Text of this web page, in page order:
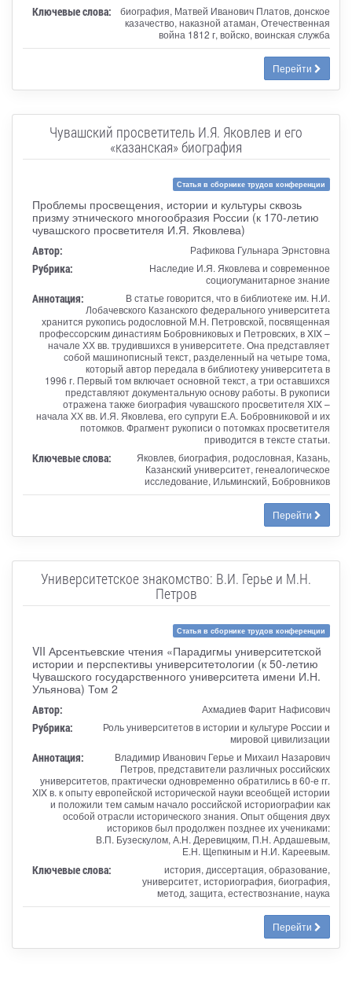
Ключевые слова:
биография, Матвей Иванович Платов, донское
казачество, наказной атаман, Отечественная
война 1812 г, войско, воинская служба
Перейти
Чувашский просветитель И.Я. Яковлев и его
«казанская» биография
Статья в сборнике трудов конференции
Проблемы просвещения, истории и культуры сквозь
призму этнического многообразия России (к 170-летию
чувашского просветителя И.Я. Яковлева)
Автор: Рафикова Гульнара Эрнстовна
Рубрика:
Наследие И.Я. Яковлева и современное
социогуманитарное знание
Аннотация:
В статье говорится, что в библиотеке им. Н.И.
Лобачевского Казанского федерального университета
хранится рукопись родословной М.Н. Петровской, посвященная
профессорским династиям Бобровниковых и Петровских, в XIX –
начале ХХ вв. трудившихся в университете. Она представляет
собой машинописный текст, разделенный на четыре тома,
который автор передала в библиотеку университета в
1996 г. Первый том включает основной текст, а три оставшихся
представляют документальную основу работы. В рукописи
отражена также биография чувашского просветителя XIX –
начала ХХ вв. И.Я. Яковлева, его супруги Е.А. Бобровниковой и их
потомков. Фрагмент рукописи о потомках просветителя
приводится в тексте статьи.
Ключевые слова:
Яковлев, биография, родословная, Казань,
Казанский университет, генеалогическое
исследование, Ильминский, Бобровников
Перейти
Университетское знакомство: В.И. Герье и М.Н.
Петров
Статья в сборнике трудов конференции
VII Арсентьевские чтения «Парадигмы университетской
истории и перспективы университетологии (к 50-летию
Чувашского государственного университета имени И.Н.
Ульянова) Том 2
Автор: Ахмадиев Фарит Нафисович
Рубрика:
Роль университетов в истории и культуре России и
мировой цивилизации
Аннотация:
Владимир Иванович Герье и Михаил Назарович
Петров, представители различных российских
университетов, практически одновременно обратились в 60-е гг.
XIX в. к опыту европейской исторической науки всеобщей истории
и положили тем самым начало российской историографии как
особой отрасли исторического знания. Опыт общения двух
историков был продолжен позднее их учениками:
В.П. Бузескулом, А.Н. Деревицким, П.Н. Ардашевым,
Е.Н. Щепкиным и Н.И. Кареевым.
Ключевые слова:
история, диссертация, образование,
университет, историография, биография,
метод, защита, естествознание, наука
Перейти